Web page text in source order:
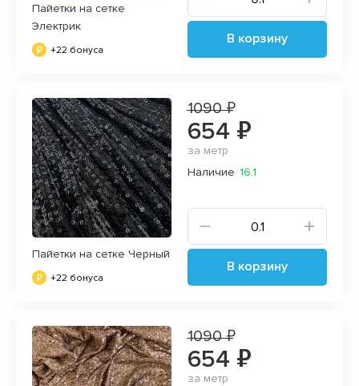
Пайетки на сетке
Электрик
+22 бонуса
В корзину
Пайетки на сетке Черный
+22 бонуса
1090 ₽
654 ₽
за метр
Наличие 16.1
В корзину
1090 ₽
654 ₽
за метр